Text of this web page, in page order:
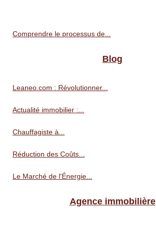
Comprendre le processus de...
Blog
Leaneo.com : Révolutionner...
Actualité immobilier :...
Chauffagiste à...
Réduction des Coûts...
Le Marché de l'Énergie...
Agence immobilière